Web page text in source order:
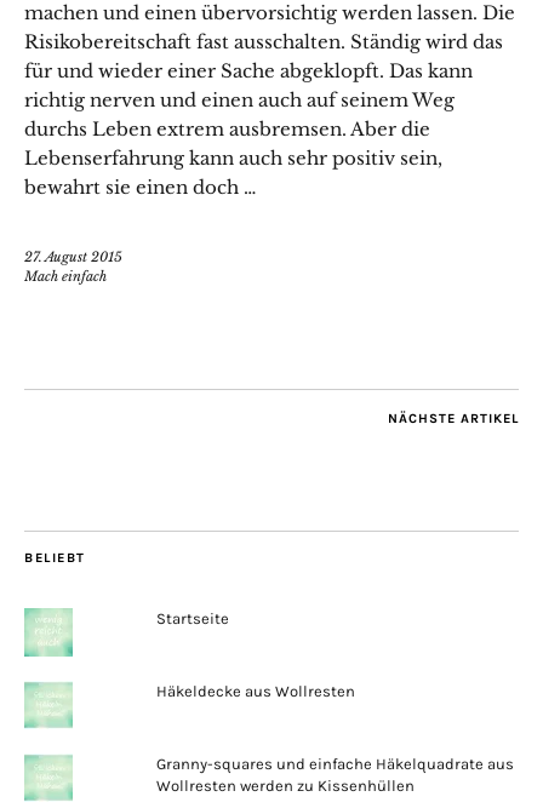
machen und einen übervorsichtig werden lassen. Die
Risikobereitschaft fast ausschalten. Ständig wird das
für und wieder einer Sache abgeklopft. Das kann
richtig nerven und einen auch auf seinem Weg
durchs Leben extrem ausbremsen. Aber die
Lebenserfahrung kann auch sehr positiv sein,
bewahrt sie einen doch …
27. August 2015
Mach einfach
NÄCHSTE ARTIKEL
BELIEBT
Startseite
Häkeldecke aus Wollresten
Granny-squares und einfache Häkelquadrate aus
Wollresten werden zu Kissenhüllen